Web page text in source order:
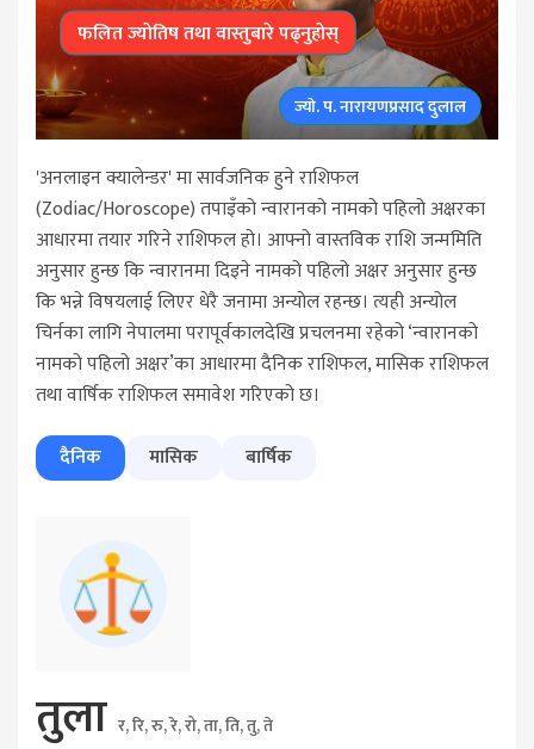
फलित ज्याेतिष तथा वास्तुबारे पढ्नुहाेस्
ज्याे. प. नारायणप्रसाद दुलाल
'अनलाइन क्यालेन्डर' मा सार्वजनिक हुने राशिफल
(Zodiac/Horoscope) तपाइँको न्वारानको नामको पहिलो अक्षरका
आधारमा तयार गरिने राशिफल हो। आफ्नो वास्तविक राशि जन्ममिति
अनुसार हुन्छ कि न्वारानमा दिइने नामको पहिलो अक्षर अनुसार हुन्छ
कि भन्ने विषयलाई लिएर धेरै जनामा अन्योल रहन्छ। त्यही अन्योल
चिर्नका लागि नेपालमा परापूर्वकालदेखि प्रचलनमा रहेको ‘न्वारानको
नामको पहिलो अक्षर’का आधारमा दैनिक राशिफल, मासिक राशिफल
तथा वार्षिक राशिफल समावेश गरिएको छ।
दैनिक
मासिक बार्षिक
तुला र, रि, रु, रे, रो, ता, ति, तु, ते